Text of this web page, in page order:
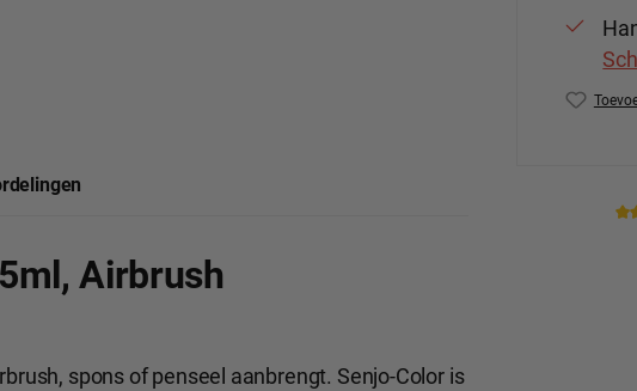
Airbrush
spons of penseel aanbrengt. Senjo-Color is